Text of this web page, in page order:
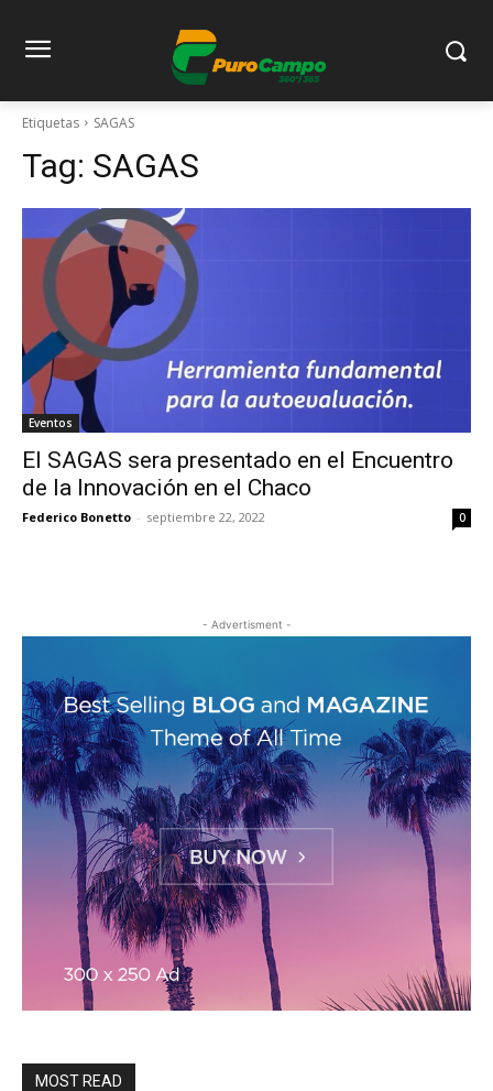
Etiquetas SAGAS
Tag: SAGAS
Eventos
El SAGAS sera presentado en el Encuentro
de la Innovación en el Chaco
Federico Bonetto - septiembre 22, 2022 0
- Advertisment -
MOST READ